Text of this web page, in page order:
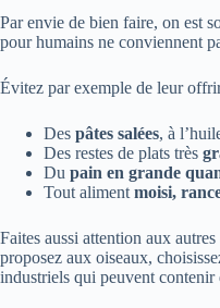
Par envie de bien faire, on est
pour humains ne conviennent
Évitez par exemple de leur
Des pâtes salées, à
Des restes de plats très
Du pain en grande
Tout aliment moisi,
Faites aussi attention aux
proposez aux oiseaux,
industriels qui peuvent contenir